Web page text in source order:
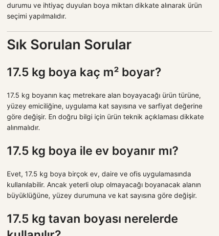
durumu ve ihtiyaç duyulan boya miktarı dikkate alınarak ürün
seçimi yapılmalıdır.
Sık Sorulan Sorular
17.5 kg boya kaç m² boyar?
17.5 kg boyanın kaç metrekare alan boyayacağı ürün türüne,
yüzey emiciliğine, uygulama kat sayısına ve sarfiyat değerine
göre değişir. En doğru bilgi için ürün teknik açıklaması dikkate
alınmalıdır.
17.5 kg boya ile ev boyanır mı?
Evet, 17.5 kg boya birçok ev, daire ve ofis uygulamasında
kullanılabilir. Ancak yeterli olup olmayacağı boyanacak alanın
büyüklüğüne, yüzey durumuna ve kat sayısına göre değişir.
17.5 kg tavan boyası nerelerde